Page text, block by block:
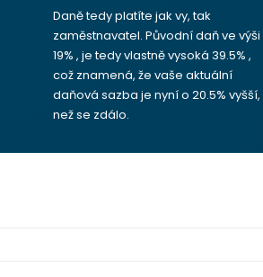
Daně tedy platíte jak vy, tak
zaměstnavatel. Původní daň ve výši
19% , je tedy vlastně vysoká 39.5% ,
což znamená, že vaše aktuální
daňová sazba je nyní o 20.5% vyšší,
než se zdálo.